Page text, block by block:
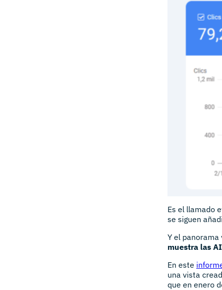
Es el llamado
se siguen
Y el
muestra las
En este
una vista
que en enero